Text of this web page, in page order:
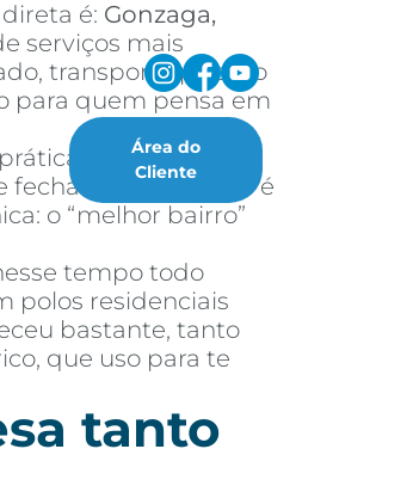
Área do
Cliente
é: Gonzaga,
serviços mais
transporte público
para quem pensa em
quais são os
negócio. Essa é
o “melhor bairro”
tempo todo
polos residenciais
bastante, tanto
que uso para te
tanto